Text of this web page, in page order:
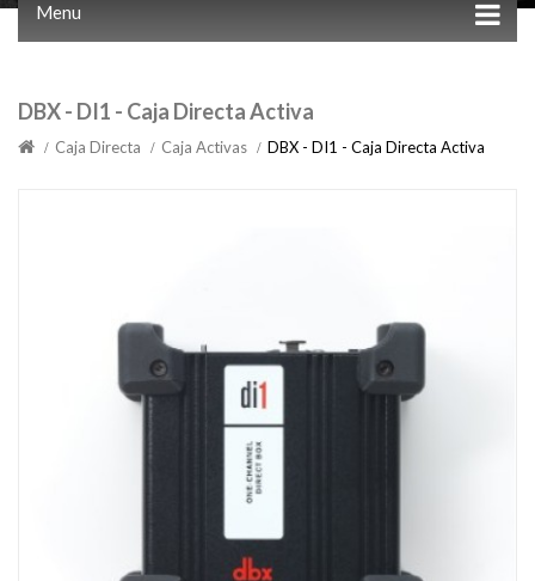
Menu
DBX - DI1 - Caja Directa Activa
Caja Directa Caja Activas DBX - DI1 - Caja Directa Activa